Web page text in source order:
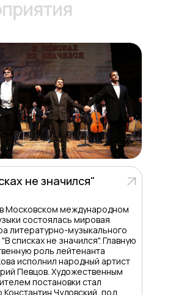
Московском международном
состоялась мировая
литературно-музыкального
списках не значился". Главную
роль лейтенанта
исполнил народный артист
Певцов. Художественным
постановки стал
Чудовский, под
не значился"